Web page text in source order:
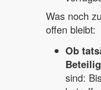
Was noch
offen bleibt:
Ob
sind: